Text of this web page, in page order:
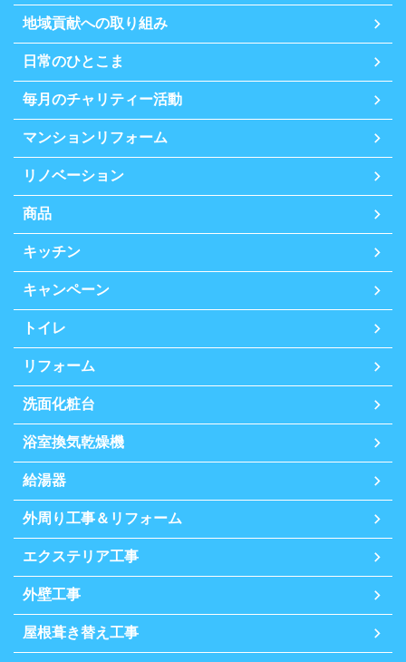
地域貢献への取り組み
日常のひとこま
毎月のチャリティー活動
マンションリフォーム
リノベーション
商品
キッチン
キャンペーン
トイレ
リフォーム
洗面化粧台
浴室換気乾燥機
給湯器
外周り工事＆リフォーム
エクステリア工事
外壁工事
屋根葺き替え工事